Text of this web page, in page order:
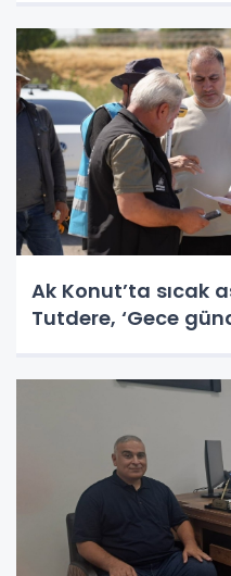
Ak Konut’ta sıcak
Tutdere, ‘Gece